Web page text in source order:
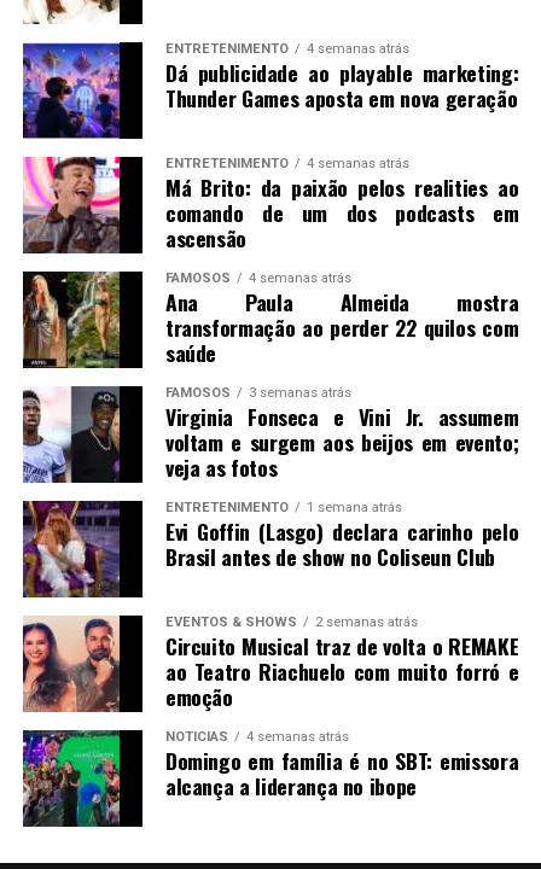
ENTRETENIMENTO 4 semanas atrás
Dá publicidade ao playable marketing:
Thunder Games aposta em nova geração
ENTRETENIMENTO 4 semanas atrás
Má Brito: da paixão pelos realities ao
comando de um dos podcasts em
ascensão
FAMOSOS 4 semanas atrás
Ana Paula Almeida mostra
transformação ao perder 22 quilos com
saúde
FAMOSOS 3 semanas atrás
Virginia Fonseca e Vini Jr. assumem
voltam e surgem aos beijos em evento;
veja as fotos
ENTRETENIMENTO 1 semana atrás
Evi Goffin (Lasgo) declara carinho pelo
Brasil antes de show no Coliseun Club
EVENTOS & SHOWS 2 semanas atrás
Circuito Musical traz de volta o REMAKE
ao Teatro Riachuelo com muito forró e
emoção
NOTICIAS 4 semanas atrás
Domingo em família é no SBT: emissora
alcança a liderança no ibope